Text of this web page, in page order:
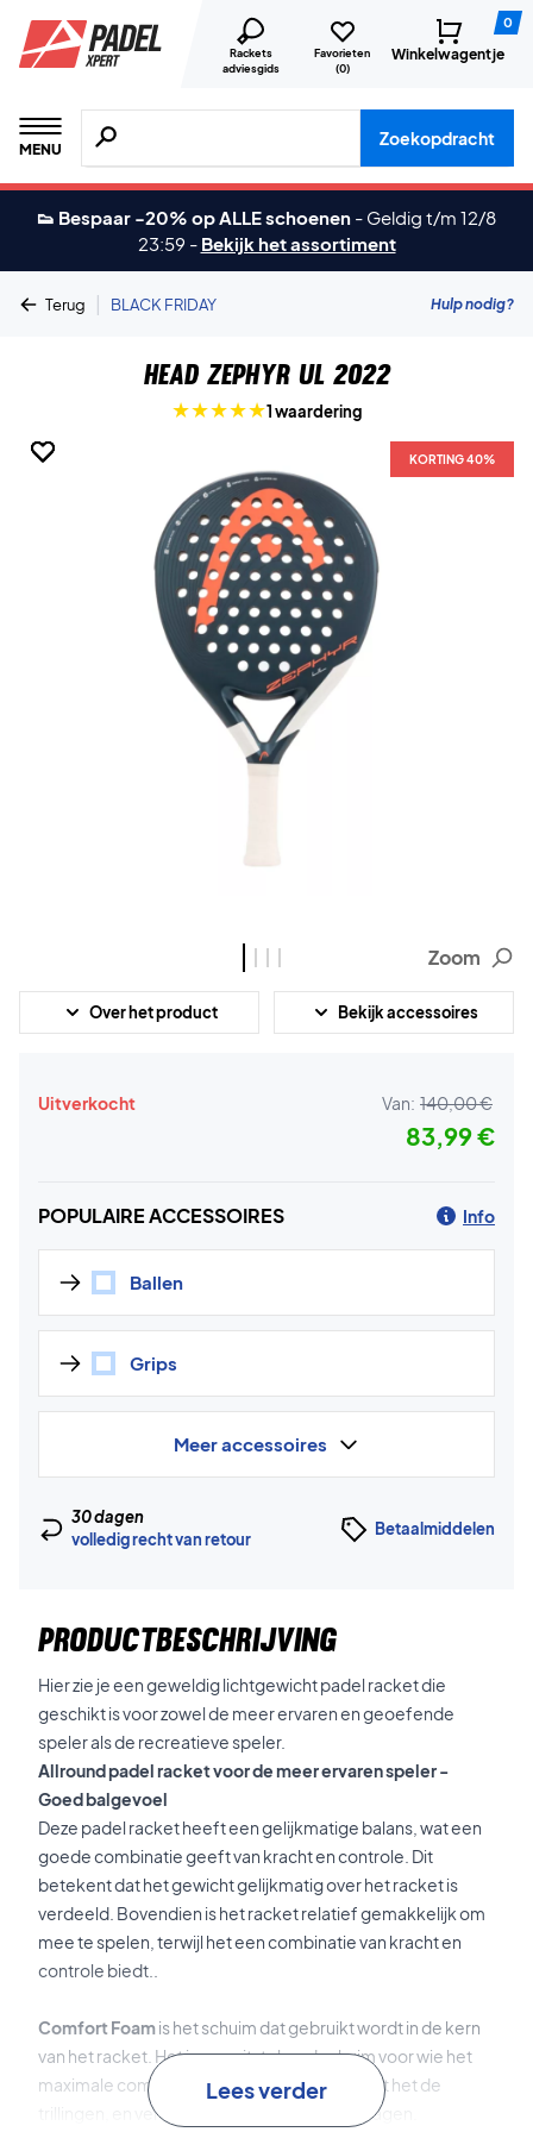
Rackets
adviesgids
Favorieten
(0)
0
Winkelwagentje
MENU
Zoeken naar producten, merken etc.
Zoekopdracht
👟 Bespaar -20% op ALLE schoenen - Geldig t/m 12/8
23:59 - Bekijk het assortiment
Terug | BLACK FRIDAY Hulp nodig?
Head Zephyr UL 2022
1 waardering
KORTING 40%
KORTING 40%
KORTING 40%
KORTING 40%
Zoom
Over het product Bekijk accessoires
Uitverkocht Van: 140,00 €
83,99 €
POPULAIRE ACCESSOIRES Info
Ballen
Grips
Meer accessoires
30 dagen
volledig recht van retour
Betaalmiddelen
PRODUCTBESCHRIJVING
Hier zie je een geweldig lichtgewicht padel racket die
geschikt is voor zowel de meer ervaren en geoefende
speler als de recreatieve speler.
Allround padel racket voor de meer ervaren speler -
Goed balgevoel
Deze padel racket heeft een gelijkmatige balans, wat een
goede combinatie geeft van kracht en controle. Dit
betekent dat het gewicht gelijkmatig over het racket is
verdeeld. Bovendien is het racket relatief gemakkelijk om
mee te spelen, terwijl het een combinatie van kracht en
controle biedt..
Comfort Foamis het schuim dat gebruikt wordt in de kern
van het racket. Het is een uitstekend schuim voor wie het
maximale comfort wil. Bovendien absorbeert het de
trillingen, en verhoogt het de kracht van je slagen.
Lees verder